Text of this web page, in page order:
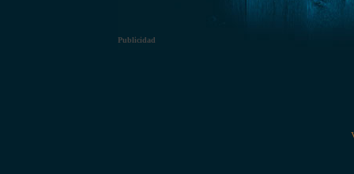
Publicidad